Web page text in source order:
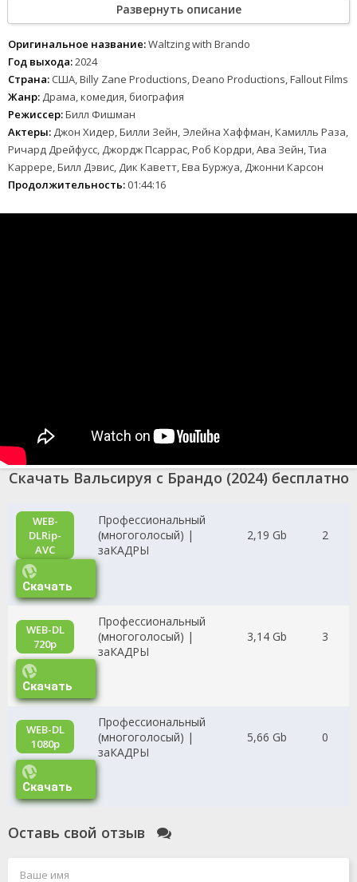
Их профессиональные отношения быстро перерастают в
глубокую дружбу. Брандо открывает Берни магию Таити, а тот,
вдохновлённый гением актёра, разрабатывает проект
инновационного экокурорта на соседнем атолле. Однако райская
идиллия сталкивается с суровой реальностью: против проекта
выступают местные чиновники, а эксцентричное поведение
Брандо то и дело ставит под угрозу финансирование. Берни
предстоит не только воплотить в жизнь смелую архитектурную
фантазию, но и научиться вальсировать с непредсказуемым
гением, чьи причуды оказываются испытанием для их дружбы.
Развернуть описание
Оригинальное название:Waltzing with Brando
Год выхода:2024
Страна: США, Billy Zane Productions, Deano Productions, Fallout Films
Жанр: Драма, комедия, биография
Режиссер:Билл Фишман
Актеры: Джон Хидер, Билли Зейн, Элейна Хаффман, Камилль Раза,
Ричард Дрейфусс, Джордж Псаррас, Роб Кордри, Ава Зейн, Тиа
Каррере, Билл Дэвис, Дик Каветт, Ева Буржуа, Джонни Карсон
Продолжительность:01:44:16
Скачать Вальсируя с Брандо (2024) бесплатно
WEB-
DLRip-
AVC
Профессиональный
(многоголосый) |
заКАДРЫ
2,19 Gb 2
Скачать
WEB-DL
720p
Профессиональный
(многоголосый) |
заКАДРЫ
3,14 Gb 3
Скачать
WEB-DL
1080p
Профессиональный
(многоголосый) |
заКАДРЫ
5,66 Gb 0
Скачать
Оставь свой отзыв